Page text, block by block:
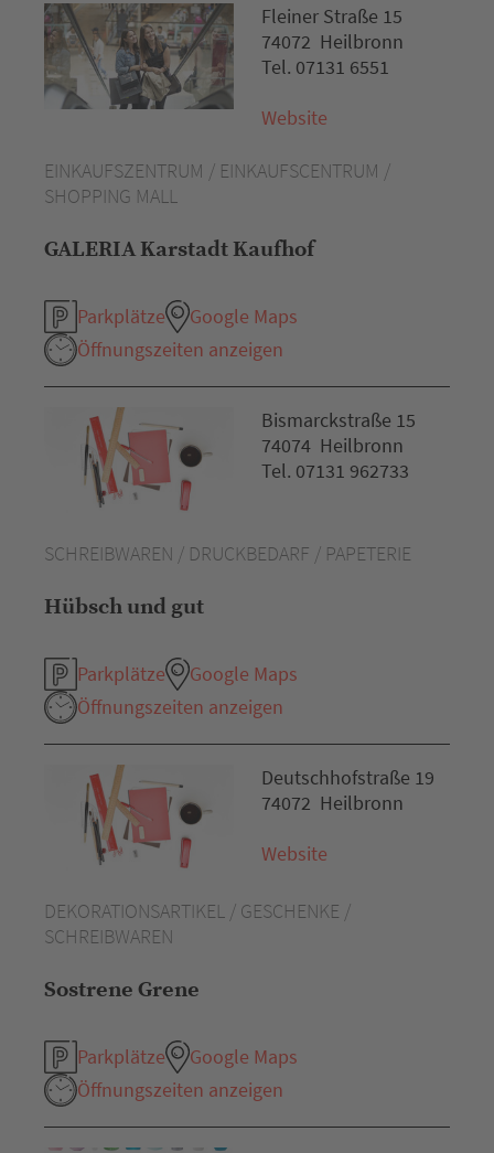
EINKAUFSZENTRUM / EINKAUFSCENTRUM /
SHOPPING MALL
GALERIA Karstadt Kaufhof
Parkplätze
Google Maps
Öffnungszeiten anzeigen
Fleiner Straße 15
74072 Heilbronn
Tel. 07131 6551
Website
SCHREIBWAREN / DRUCKBEDARF / PAPETERIE
Hübsch und gut
Parkplätze
Google Maps
Öffnungszeiten anzeigen
Bismarckstraße 15
74074 Heilbronn
Tel. 07131 962733
DEKORATIONSARTIKEL / GESCHENKE /
SCHREIBWAREN
Sostrene Grene
Parkplätze
Google Maps
Öffnungszeiten anzeigen
Deutschhofstraße 19
74072 Heilbronn
Website